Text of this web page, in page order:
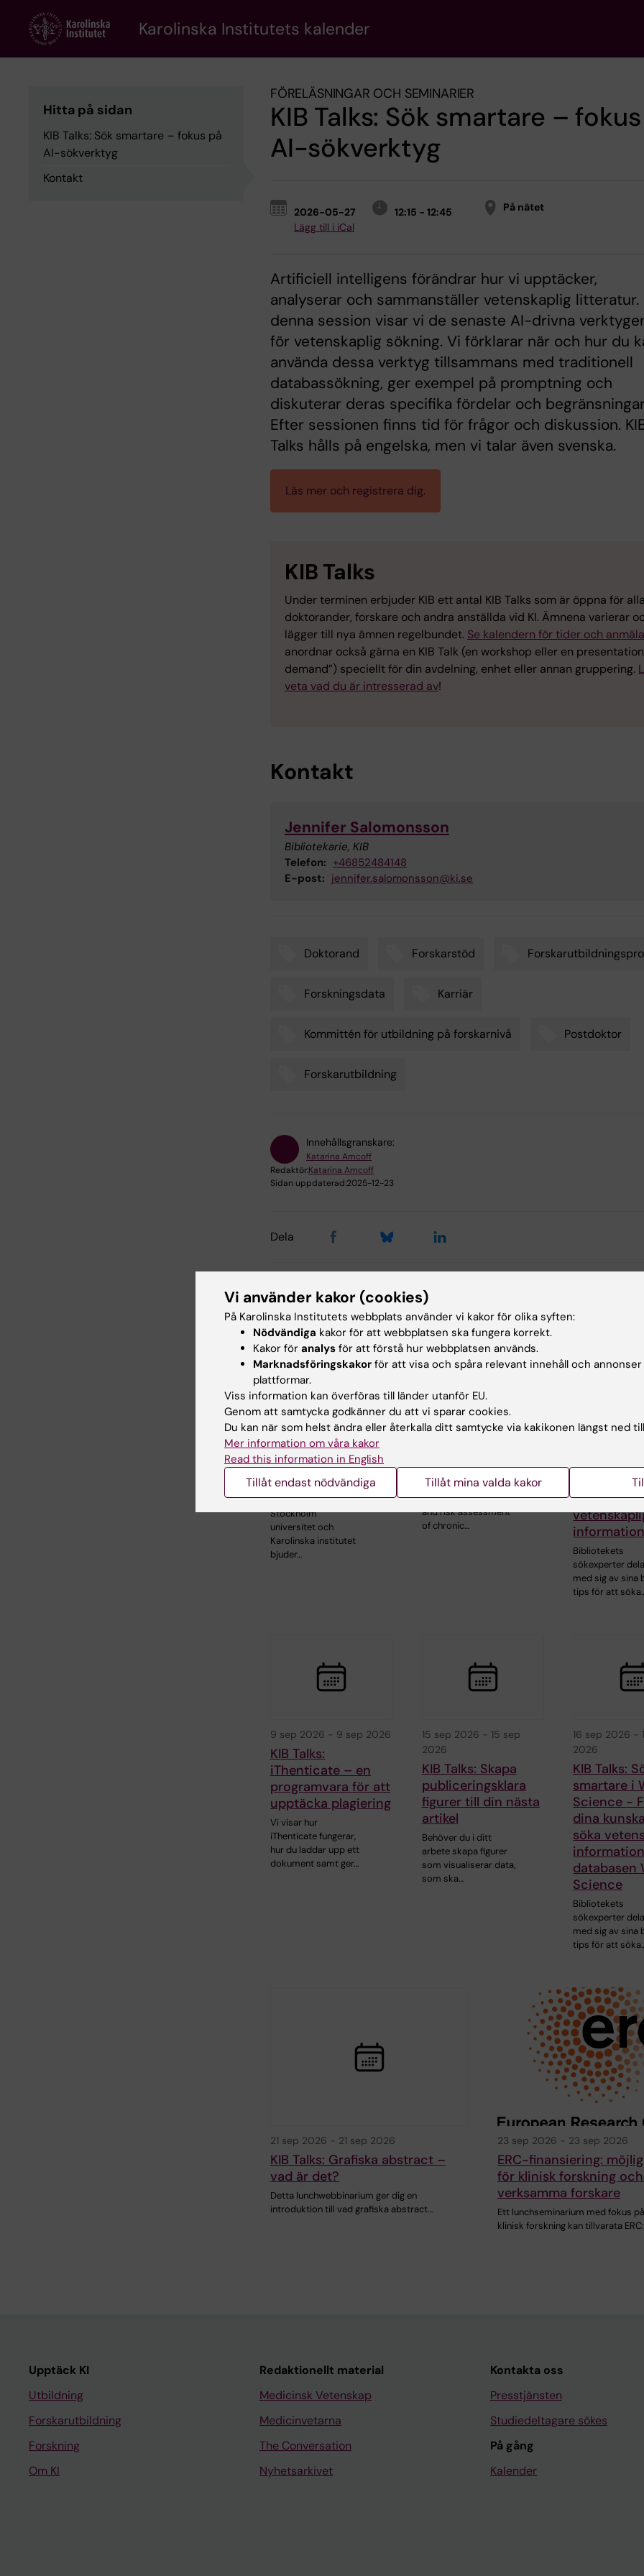
content
Karolinska Institutets kalender
Hitta på sidan
KIB Talks: Sök smartare – fokus på
AI-sökverktyg
Kontakt
FÖRELÄSNINGAR OCH SEMINARIER
KIB Talks: Sök smartare –
AI-sökverktyg
2026-05-27
12:15 - 12:45
Lägg till i iCal
På nätet
Artificiell intelligens förändrar hur vi upptäcker,
analyserar och sammanställer vetenskaplig litteratur.
denna session visar vi de senaste AI-drivna
för vetenskaplig sökning. Vi förklarar när och hur du
använda dessa verktyg tillsammans med traditionell
databassökning, ger exempel på promptning och
diskuterar deras specifika fördelar och
Efter sessionen finns tid för frågor och diskussion.
Talks hålls på engelska, men vi talar även svenska.
Läs mer och registrera dig.
KIB Talks
Under terminen erbjuder KIB ett antal KIB Talks som är öppna för alla
doktorander, forskare och andra anställda vid KI. Ämnena varierar
lägger till nya ämnen regelbundet. Se kalendern för tider och
anordnar också gärna en KIB Talk (en workshop eller en presentation
demand”) speciellt för din avdelning, enhet eller annan gruppering.
veta vad du är intresserad av!
Kontakt
Jennifer Salomonsson
Bibliotekarie, KIB
Telefon: +46852484148
E-post: jennifer.salomonsson@ki.se
Doktorand Forskarstöd
Forskningsdata Karriär
Kommittén för utbildning på forskarnivå Postdoktor
Forskarutbildning
Innehållsgranskare:
Katarina Amcoff
Redaktör:Katarina Amcoff
Sidan uppdaterad:2025-12-23
Dela
Relaterade events
26 aug 2026 -26 aug
2026
Temaseminarium
Kina
KTH i samarbete med
Stockholm
universitet och
Karolinska institutet
bjuder…
4 sep 2026-4 sep 2026
Saba Rahimi
Urinary biomarkers
for early detection
and risk assessment
of chronic…
8 sep 2026-
smartare i
Förbättra
kunskaper
information
Bibliotekets
sökexperter
med sig av sina
tips för att
9 sep 2026 - 9 sep 2026
KIB Talks:
iThenticate – en
programvara för att
upptäcka plagiering
Vi visar hur
iThenticate fungerar,
hur du laddar upp ett
dokument samt ger…
15 sep 2026 - 15 sep
2026
KIB Talks: Skapa
publiceringsklara
figurer till din nästa
artikel
Behöver du i ditt
arbete skapa figurer
som visualiserar data,
som ska…
16 sep 2026 -
2026
KIB Talks:
smartare i
Science -
dina
söka
databasen
Science
Bibliotekets
sökexperter
med sig av sina
tips för att
21 sep 2026 - 21 sep 2026
KIB Talks: Grafiska abstract –
vad är det?
Detta lunchwebbinarium ger dig en
introduktion till vad grafiska abstract…
23 sep 2026 - 23 sep 2026
ERC-finansiering:
för klinisk forskning
verksamma forskare
Ett lunchseminarium med fokus
klinisk forskning kan tillvarata
Upptäck KI
Utbildning
Forskarutbildning
Forskning
Om KI
Redaktionellt material
Medicinsk Vetenskap
Medicinvetarna
The Conversation
Nyhetsarkivet
Kontakta oss
Presstjänsten
Studiedeltagare sökes
På gång
Kalender
Vi använder kakor (cookies)
På Karolinska Institutets webbplats använder vi kakor för olika syften:
Nödvändiga kakor för att webbplatsen ska fungera korrekt.
Kakor för analys för att förstå hur webbplatsen används.
Marknadsföringskakor för att visa och spåra relevant innehåll och
plattformar.
Viss information kan överföras till länder utanför EU.
Genom att samtycka godkänner du att vi sparar cookies.
Du kan när som helst ändra eller återkalla ditt samtycke via kakikonen längst ned
Mer information om våra kakor
Read this information in English
Tillåt endast nödvändiga Tillåt mina valda kakor